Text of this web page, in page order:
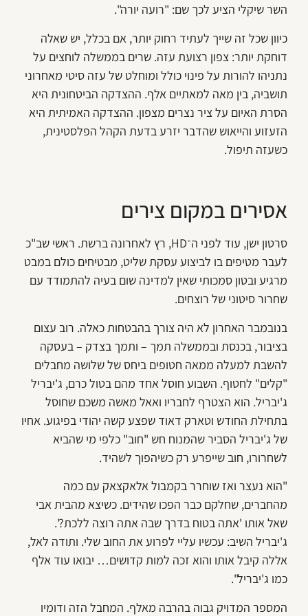
השר שיקלי הציע לכך שם: "רועה יורה".
כיוון שכל זה שייך לעתיד רחוק יותר, אם בכלל, יש שאלה
דוחקת יותר: צפון רצועת עזה. שרים בממשלה לוחצים על
נתניהו להורות על פינוי כולל ומוחלט של עזה סיטי מאחרוני
תושביה, בין מאה למאתיים אלף. ההצדקה הביטחונית היא
הסרת האיום על ציר נצרים מצפון. ההצדקה האמיתית היא
הזעזוע והייאוש שהדבר יזרע בדעת הקהל הפלסטינית,
כשעזה תיפול.
אסירים במקום צירים
סרטון ישן, עוד לפני ה־HD, רץ לאחרונה ברשת. ראשי שב"כ
לעבר מטיפים בו לביצוע עסקת שליט, מבטיחים כולם במבט
מרגיע ובטון סמכותי שאין למדינה שום בעיה להתמודד עם
שחרור סיטוני של רוצחים.
בנובמבר האחרון לא היה צורך בהבטחות כאלה. רוב עצום
בציבור, בכנסת ובממשלה תמך – ותמך בצדק – בעסקה
להשבת למעלה ממאה חטופים ביחס של שלושה מחבלים
"קלים" לחטוף. השבוע חוסל אחד מהם בטול כרם, ג'יבריל
ג'יבריל. הוא הצטרף לחבריו ואאל מאשה משכם שחוסל
בתחילת החודש וטארק דאוד שפצע קשה יהודי בפיגוע. אחיו
של ג'יבריל הסביר שהמנוח חש "חוב" כלפי מי שהביא
לשחרורו, חוב שייפרע רק כשיהפוך לשהיד.
"הוא נעצר ואז שוחרר בקמבול אלאקצאק עם כמה
מהחברים, שחלקם כבר הפכו שהידים. כשיצא מהבית אבי
שאל אותו 'אתה בטוח בדרך שבה אתה רוצה ללכת?'.
ג'יבריל השיב: עכשיו עליי לפרוע את החוב שלי. ותודה לאל,
אללה קיבל אותו והוא זכה למות קדושים… יבואו עוד אלף
כמו ג'יבריל".
המספר המדויק גבוה בהרבה מאלף. המחבל הזה ודומיו